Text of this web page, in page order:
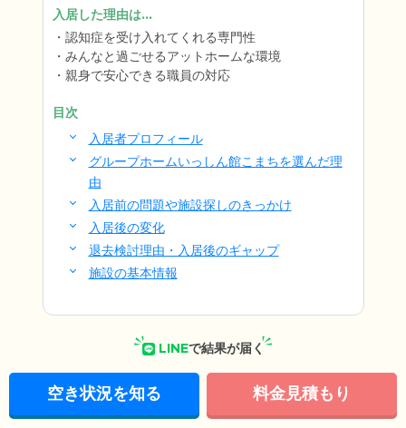
入居した理由は...
認知症を受け入れてくれる専門性
みんなと過ごせるアットホームな環境
親身で安心できる職員の対応
目次
入居者プロフィール
グループホームいっしん館こまちを選んだ理
由
入居前の問題や施設探しのきっかけ
入居後の変化
退去検討理由・入居後のギャップ
施設の基本情報
LINEで結果が届く
空き状況を知る 料金見積もり